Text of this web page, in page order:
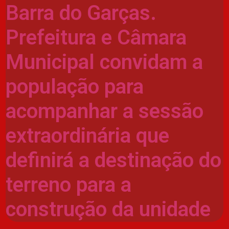
Barra do Garças.
Prefeitura e Câmara
Municipal convidam a
população para
acompanhar a sessão
extraordinária que
definirá a destinação do
terreno para a
construção da unidade